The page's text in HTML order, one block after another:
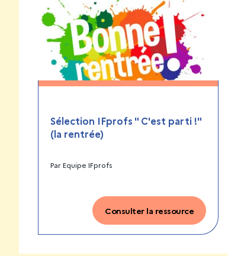
Sélection IFprofs " C'est parti !"
(la rentrée)
ParEquipe IFprofs
Consulter la ressource